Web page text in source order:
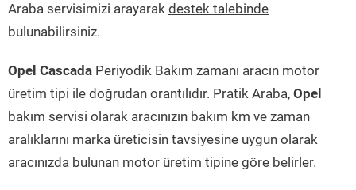
Araba servisimizi arayarak destek talebinde
bulunabilirsiniz.
Opel Cascada Periyodik Bakım zamanı aracın motor
üretim tipi ile doğrudan orantılıdır. Pratik Araba, Opel
bakım servisi olarak aracınızın bakım km ve zaman
aralıklarını marka üreticisin tavsiyesine uygun olarak
aracınızda bulunan motor üretim tipine göre belirler.